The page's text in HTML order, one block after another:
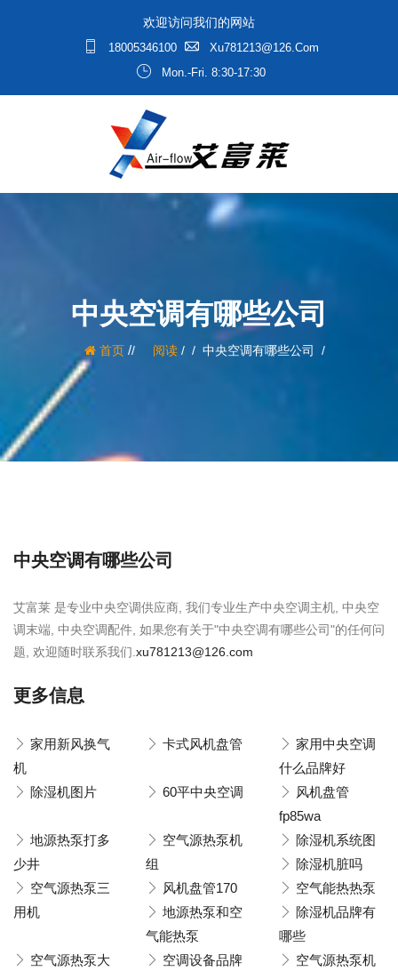
欢迎访问我们的网站
18005346100
Xu781213@126.com
Mon.-Fri. 8:30-17:30
中央空调有哪些公司
首页/ 阅读/ 中央空调有哪些公司
中央空调有哪些公司
艾富莱 是专业中央空调供应商, 我们专业生产中央空调主机, 中央空
调末端, 中央空调配件, 如果您有关于"中央空调有哪些公司"的任何问
题, 欢迎随时联系我们. xu781213@126.com
更多信息
家用新风换气
机
卡式风机盘管
家用中央空调
什么品牌好
除湿机图片
60平中央空调
风机盘管
fp85wa
地源热泵打多
少井
空气源热泵机
组
除湿机系统图
除湿机脏吗
空气源热泵三
用机
风机盘管170
空气能热热泵
地源热泵和空
气能热泵
除湿机品牌有
哪些
空气源热泵大
空调设备品牌
空气源热泵机